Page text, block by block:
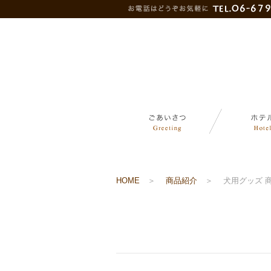
HOME ＞ 商品紹介 ＞ 犬用グッズ